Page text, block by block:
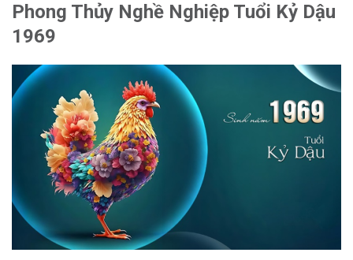
Phong Thủy Nghề Nghiệp Tuổi Kỷ Dậu
1969